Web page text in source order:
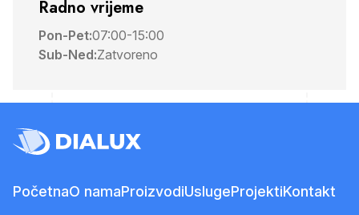
Radno vrijeme
Pon-Pet:07:00-15:00
Sub-Ned:Zatvoreno
PočetnaO namaProizvodiUslugeProjektiKontakt